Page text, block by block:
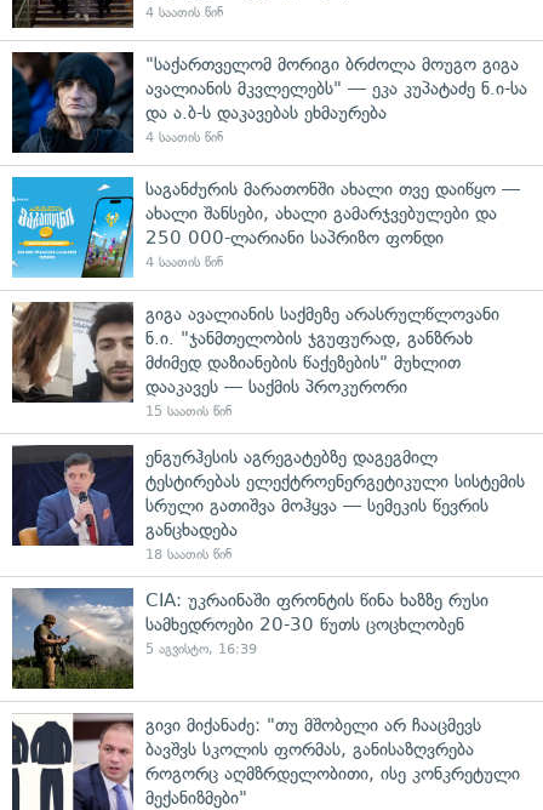
4 საათის წინ
"საქართველომ მორიგი ბრძოლა მოუგო გიგა
ავალიანის მკვლელებს" — ეკა კუპატაძე ნ.ი-სა
და ა.ბ-ს დაკავებას ეხმაურება
4 საათის წინ
საგანძურის მარათონში ახალი თვე დაიწყო —
ახალი შანსები, ახალი გამარჯვებულები და
250 000-ლარიანი საპრიზო ფონდი
4 საათის წინ
გიგა ავალიანის საქმეზე არასრულწლოვანი
ნ.ი. "ჯანმთელობის ჯგუფურად, განზრახ
მძიმედ დაზიანების წაქეზების" მუხლით
დააკავეს — საქმის პროკურორი
15 საათის წინ
ენგურჰესის აგრეგატებზე დაგეგმილ
ტესტირებას ელექტროენერგეტიკული სისტემის
სრული გათიშვა მოჰყვა — სემეკის წევრის
განცხადება
18 საათის წინ
CIA: უკრაინაში ფრონტის წინა ხაზზე რუსი
სამხედროები 20-30 წუთს ცოცხლობენ
5 აგვისტო, 16:39
გივი მიქანაძე: "თუ მშობელი არ ჩააცმევს
ბავშვს სკოლის ფორმას, განისაზღვრება
როგორც აღმზრდელობითი, ისე კონკრეტული
მექანიზმები"